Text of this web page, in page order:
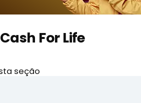
For Life
seção